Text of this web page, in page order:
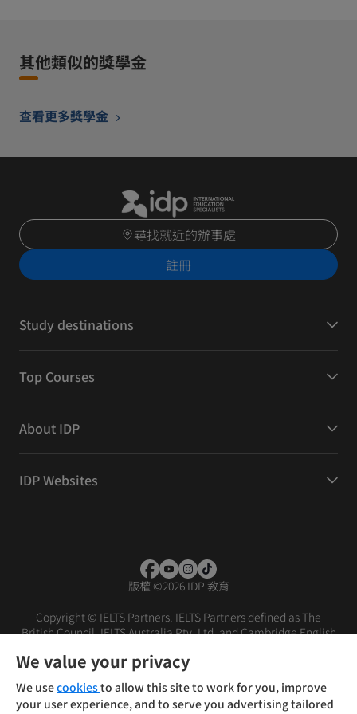
其他類似的獎學金
查看更多獎學金
尋找就近的辦事處
註冊
Study destinations
Top Courses
About IDP
IDP Websites
版權 ©2026 IDP 教育
Copyright © IELTS Partners. IELTS Partners defined as The
British Council, IELTS Australia Pty. Ltd. and Cambridge English
條款 免責聲明
We value your privacy
We usecookiesto allow this site to work for you, improve
your user experience, and to serve you advertising tailored